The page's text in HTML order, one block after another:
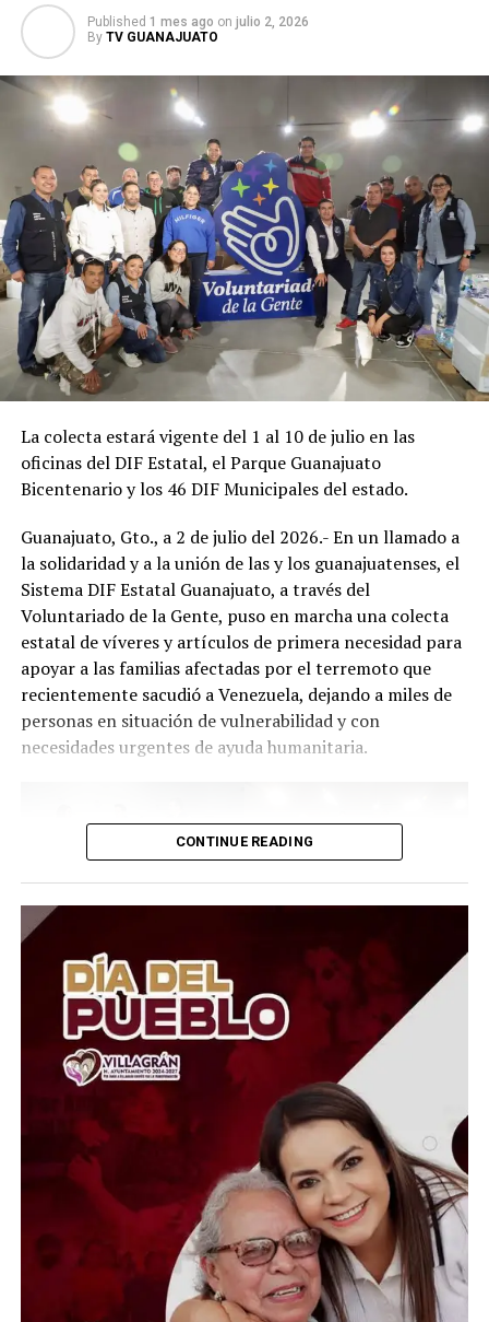
Published 1 mes ago on julio 2, 2026
By TV GUANAJUATO
La colecta estará vigente del 1 al 10 de julio en las
oficinas del DIF Estatal, el Parque Guanajuato
Bicentenario y los 46 DIF Municipales del estado.
Guanajuato, Gto., a 2 de julio del 2026.- En un llamado a
la solidaridad y a la unión de las y los guanajuatenses, el
Sistema DIF Estatal Guanajuato, a través del
Voluntariado de la Gente, puso en marcha una colecta
estatal de víveres y artículos de primera necesidad para
apoyar a las familias afectadas por el terremoto que
recientemente sacudió a Venezuela, dejando a miles de
personas en situación de vulnerabilidad y con
necesidades urgentes de ayuda humanitaria.
El Presidente del Consejo Consultivo del Sistema DIF
Estatal Guanajuato, Juan Carlos Montesinos Carranza,
señaló que esta iniciativa busca brindar apoyo solidario y
oportuno a quienes atraviesan momentos difíciles, por
lo que convocó a la ciudadanía, al sector empresarial,
asociaciones civiles, grupos voluntarios y sociedad en
general, a sumarse a esta causa mediante la donación de
insumos esenciales.
“Hoy más que nunca es momento de demostrar que la
solidaridad no conoce fronteras. Desde Guanajuato
extendemos la mano a las familias venezolanas que
enfrentan esta emergencia, convencidos de que cada
aportación puede hacer la diferencia en la vida de
quienes más lo necesitan”, expresó.
CONTINUE READING